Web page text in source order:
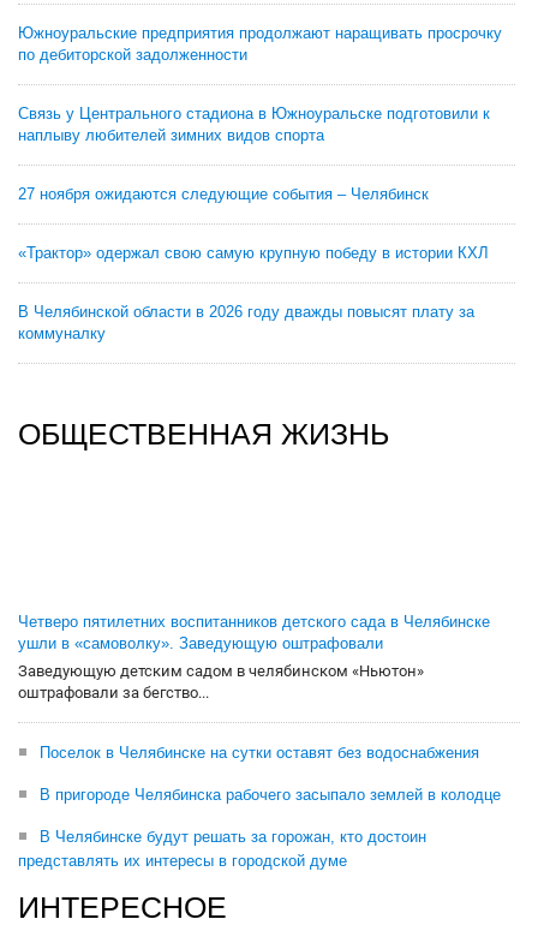
Южноуральские предприятия продолжают наращивать просрочку
по дебиторской задолженности
Связь у Центрального стадиона в Южноуральске подготовили к
наплыву любителей зимних видов спорта
27 ноября ожидаются следующие события – Челябинск
«Трактор» одержал свою самую крупную победу в истории КХЛ
В Челябинской области в 2026 году дважды повысят плату за
коммуналку
ОБЩЕСТВЕННАЯ ЖИЗНЬ
Четверо пятилетних воспитанников детского сада в Челябинске
ушли в «самоволку». Заведующую оштрафовали
Заведующую детским садом в челябинском «Ньютон»
оштрафовали за бегство...
Поселок в Челябинске на сутки оставят без водоснабжения
В пригороде Челябинска рабочего засыпало землей в колодце
В Челябинске будут решать за горожан, кто достоин
представлять их интересы в городской думе
ИНТЕРЕСНОЕ